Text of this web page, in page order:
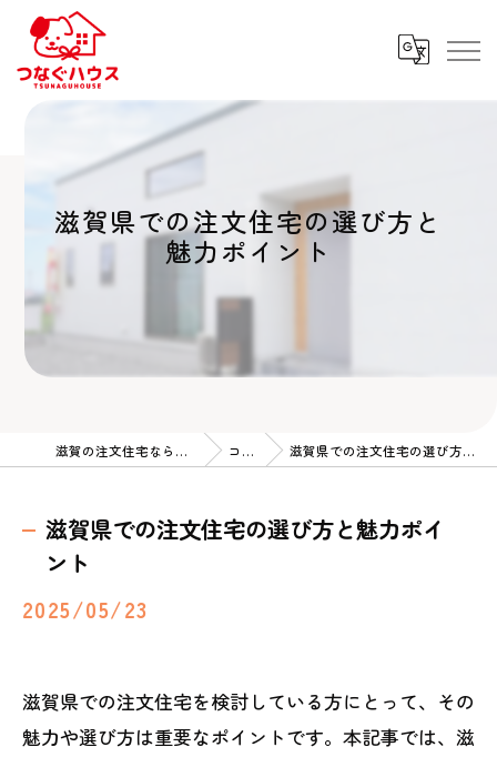
滋賀県での注文住宅の選び方と
魅力ポイント
滋賀の注文住宅ならつなぐハウス コラム 滋賀県での注文住宅の選び方と魅力ポイント
滋賀県での注文住宅の選び方と魅力ポイ
ント
2025/05/23
滋賀県での注文住宅を検討している方にとって、その
魅力や選び方は重要なポイントです。本記事では、滋